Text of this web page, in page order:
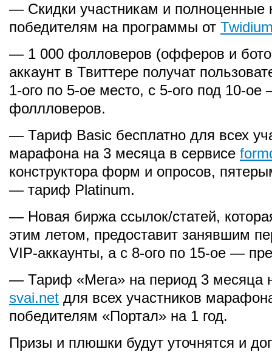
— Скидки участникам и полноценные
победителям на программы от
— 1 000 фолловеров (офферов и
аккаунт в Твиттере получат
1-ого по 5-ое место, с 5-ого под 10-
фоллловеров.
— Тариф Basic бесплатно для всех
марафона на 3 месяца в сервисе
конструктора форм и опросов,
— тариф Platinum.
— Новая биржа ссылок/статей,
этим летом, предоставит занявшим
VIP-аккаунты, а с 8-ого по 15-ое —
— Тариф «Мега» на период 3 месяца
svai.net для всех участников
победителям «Портал» на 1 год.
Призы и плюшки будут уточнятся и